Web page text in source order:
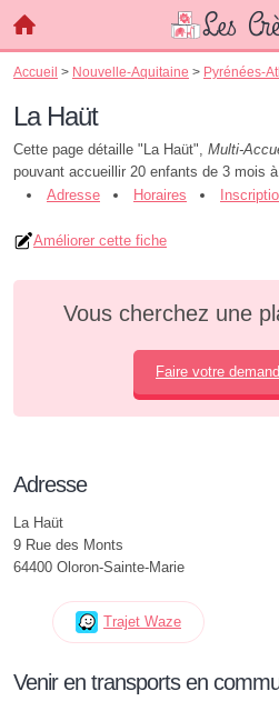
Accueil > Nouvelle-Aquitaine > Pyrénées-
La Haüt
Cette page détaille "La Haüt", Multi-
pouvant accueillir 20 enfants de 3 mois
Adresse
Horaires
Améliorer cette fiche
Vous cherchez une
Faire votre
Adresse
La Haüt
9 Rue des Monts
64400 Oloron-Sainte-Marie
Trajet Waze
Venir en transports en